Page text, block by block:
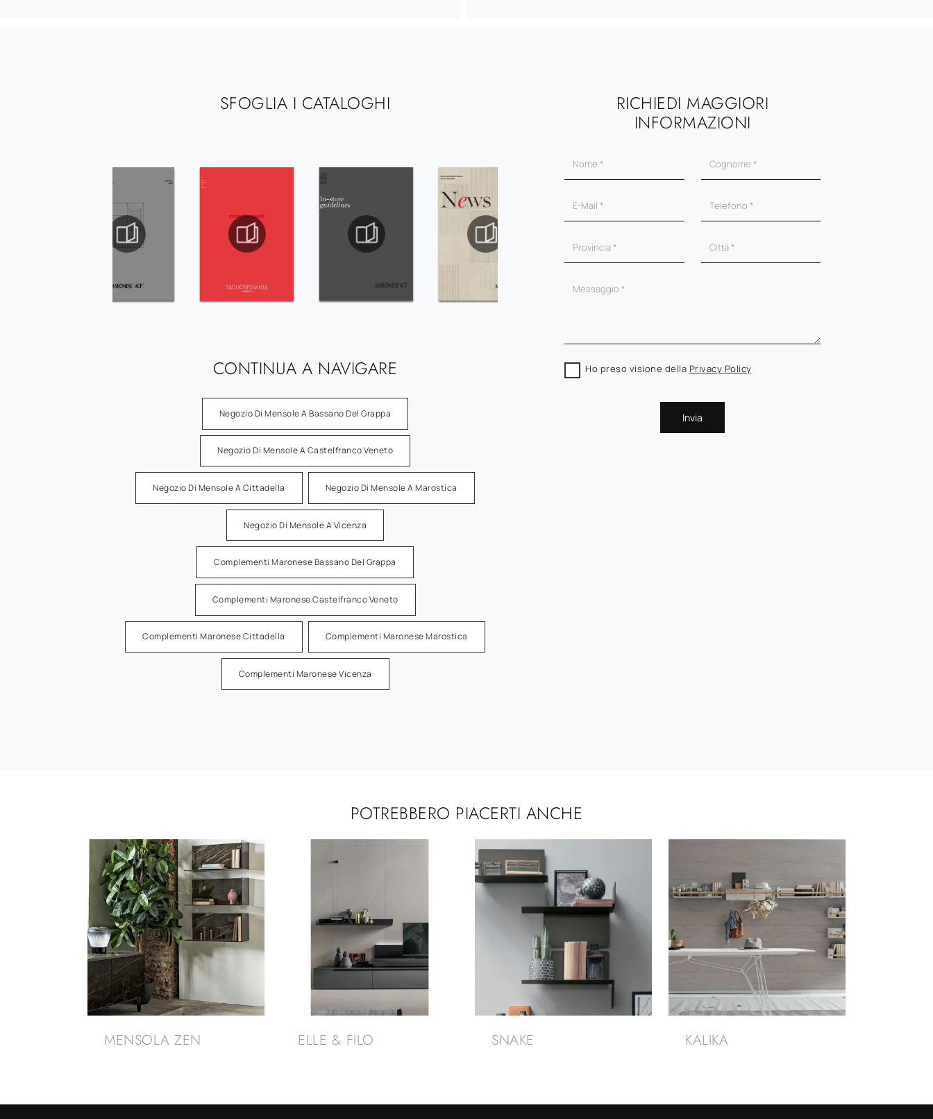
SFOGLIA I CATALOGHI
CONTINUA A NAVIGARE
Negozio Di Mensole A Bassano Del Grappa
Negozio Di Mensole A Castelfranco Veneto
Negozio Di Mensole A Cittadella Negozio Di Mensole A Marostica
Negozio Di Mensole A Vicenza
Complementi Maronese Bassano Del Grappa
Complementi Maronese Castelfranco Veneto
Complementi Maronese Cittadella Complementi Maronese Marostica
Complementi Maronese Vicenza
RICHIEDI MAGGIORI
INFORMAZIONI
Ho preso visione della Privacy Policy
Invia
POTREBBERO PIACERTI ANCHE
MENSOLA ZEN ELLE & FILO SNAKE KALIKA